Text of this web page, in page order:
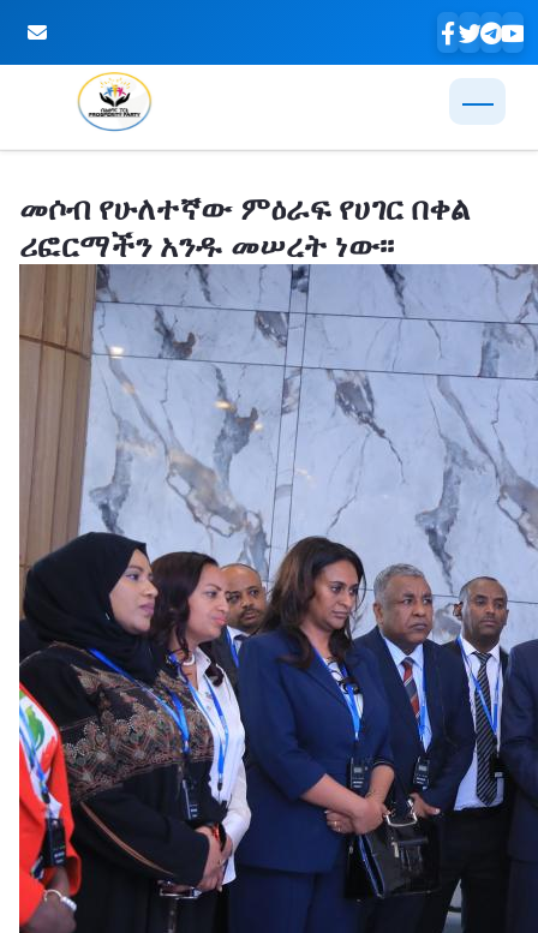
መሶብ የሁለተኛው ምዕራፍ የሀገር በቀል
ሪፎርማችን አንዱ መሠረት ነው፡፡